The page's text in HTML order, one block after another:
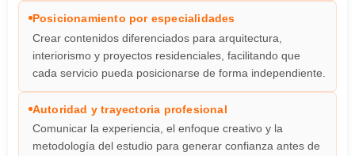
Posicionamiento por especialidades
Crear contenidos diferenciados para arquitectura,
interiorismo y proyectos residenciales, facilitando que
cada servicio pueda posicionarse de forma independiente.
Autoridad y trayectoria profesional
Comunicar la experiencia, el enfoque creativo y la
metodología del estudio para generar confianza antes de